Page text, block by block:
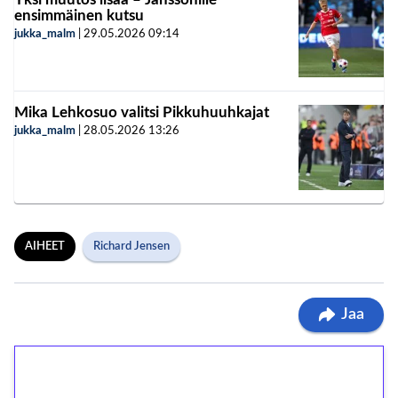
ensimmäinen kutsu
jukka_malm 29.05.2026 09:14
Mika Lehkosuo valitsi Pikkuhuuhkajat
jukka_malm 28.05.2026 13:26
AIHEET Richard Jensen
Jaa